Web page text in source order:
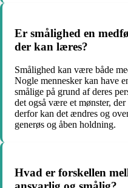
Er smålighed en
der kan læres?
Smålighed kan være både
Nogle mennesker kan have
smålige på grund af deres
det også være et mønster,
derfor kan det ændres og
generøs og åben holdning.
Hvad er forskellen